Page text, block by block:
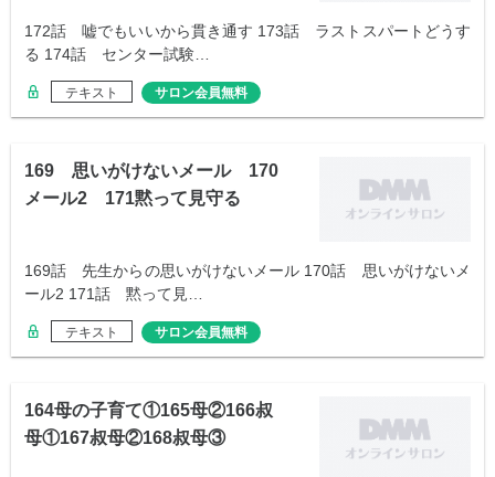
172話 嘘でもいいから貫き通す 173話 ラストスパートどうす
る 174話 センター試験…
テキスト サロン会員無料
169 思いがけないメール 170
メール2 171黙って見守る
169話 先生からの思いがけないメール 170話 思いがけないメ
ール2 171話 黙って見…
テキスト サロン会員無料
164母の子育て①165母②166叔
母①167叔母②168叔母③